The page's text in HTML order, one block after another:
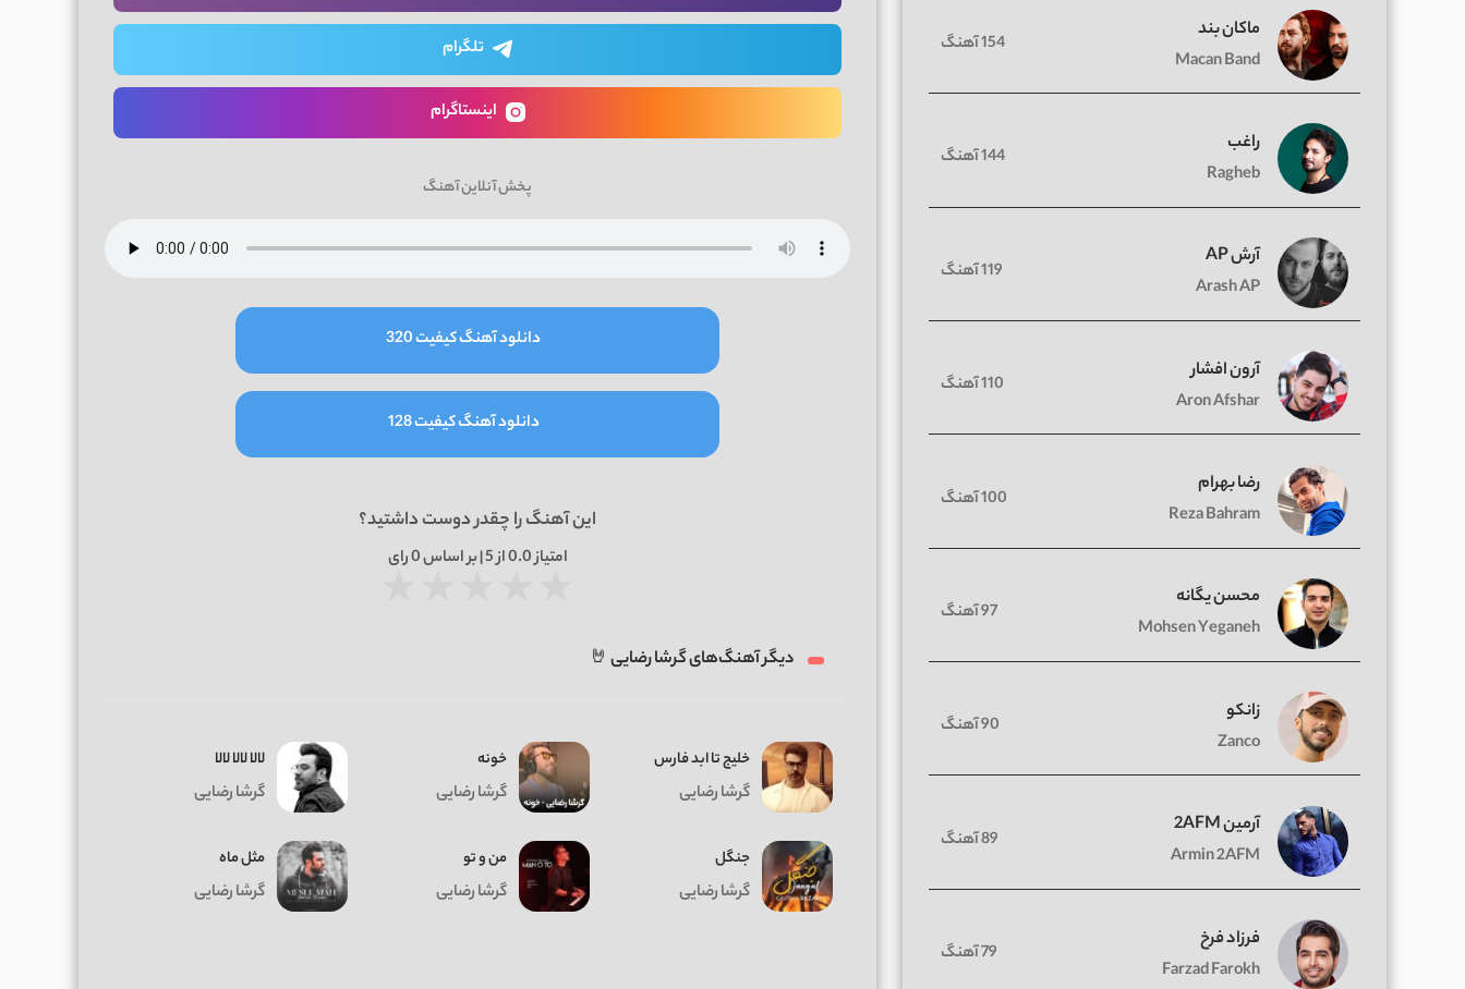
تلگرام
اینستاگرام
پخش آنلاین آهنگ
دانلود آهنگ کیفیت 320
دانلود آهنگ کیفیت 128
این آهنگ را چقدر دوست داشتید؟
امتیاز0.0از 5 | بر اساس 0رای
دیگر آهنگ‌های گرشا رضایی 🤘
خلیج تا ابد فارس
گرشا رضایی
خونه
گرشا رضایی
لالا لالا لالا
گرشا رضایی
جنگل
گرشا رضایی
من و تو
گرشا رضایی
مثل ماه
گرشا رضایی
ماکان بند
Macan Band
154 آهنگ
راغب
Ragheb
144 آهنگ
آرش AP
Arash AP
119 آهنگ
آرون افشار
Aron Afshar
110 آهنگ
رضا بهرام
Reza Bahram
100 آهنگ
محسن یگانه
Mohsen Yeganeh
97 آهنگ
زانکو
Zanco
90 آهنگ
آرمین 2AFM
Armin 2AFM
89 آهنگ
فرزاد فرخ
Farzad Farokh
79 آهنگ